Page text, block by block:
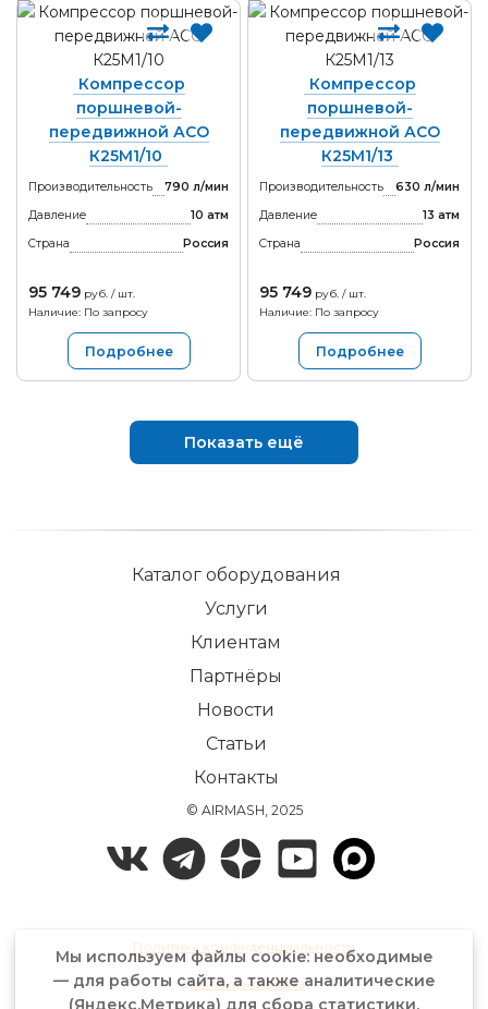
Компрессор
поршневой-
передвижной АСО
К25М1/10
Производительность
790 л/мин
Давление
10 атм
Страна
Россия
95 749 руб. / шт.
Наличие: По запросу
Подробнее
Компрессор
поршневой-
передвижной АСО
К25М1/13
Производительность
630 л/мин
Давление
13 атм
Страна
Россия
95 749 руб. / шт.
Наличие: По запросу
Подробнее
Показать ещё
© AIRMASH, 2025
Каталог оборудования
Услуги
Клиентам
Партнёры
Новости
Статьи
Контакты
Политика конфиденциальности
Договор-оферта
Мы используем файлы cookie: необходимые
— для работы сайта, а также аналитические
(Яндекс.Метрика) для сбора статистики.